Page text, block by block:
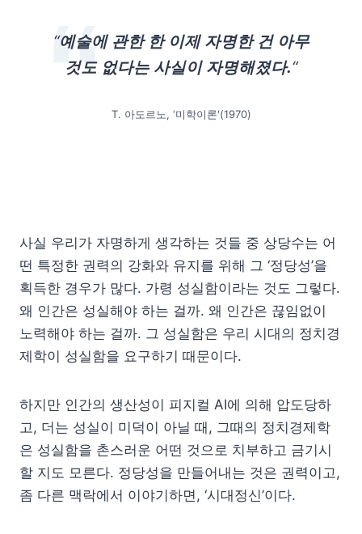
“예술에 관한 한 이제 자명한 건 아무
것도 없다는 사실이 자명해졌다.“
T. 아도르노, ‘미학이론'(1970)
사실 우리가 자명하게 생각하는 것들 중 상당수는 어
떤 특정한 권력의 강화와 유지를 위해 그 ‘정당성’을
획득한 경우가 많다. 가령 성실함이라는 것도 그렇다.
왜 인간은 성실해야 하는 걸까. 왜 인간은 끊임없이
노력해야 하는 걸까. 그 성실함은 우리 시대의 정치경
제학이 성실함을 요구하기 때문이다.
하지만 인간의 생산성이 피지컬 AI에 의해 압도당하
고, 더는 성실이 미덕이 아닐 때, 그때의 정치경제학
은 성실함을 촌스러운 어떤 것으로 치부하고 금기시
할 지도 모른다. 정당성을 만들어내는 것은 권력이고,
좀 다른 맥락에서 이야기하면, ‘시대정신’이다.